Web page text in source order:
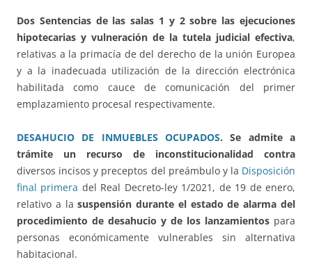
Dos Sentencias de las salas 1 y 2 sobre las ejecuciones
hipotecarias y vulneración de la tutela judicial efectiva,
relativas a la primacía de del derecho de la unión Europea
y a la inadecuada utilización de la dirección electrónica
habilitada como cauce de comunicación del primer
emplazamiento procesal respectivamente.
DESAHUCIO DE INMUEBLES OCUPADOS. Se admite a
trámite un recurso de inconstitucionalidad contra
diversos incisos y preceptos del preámbulo y la Disposición
final primera del Real Decreto-ley 1/2021, de 19 de enero,
relativo a lasuspensión durante el estado de alarma del
procedimiento de desahucio y de los lanzamientos para
personas económicamente vulnerables sin alternativa
habitacional.